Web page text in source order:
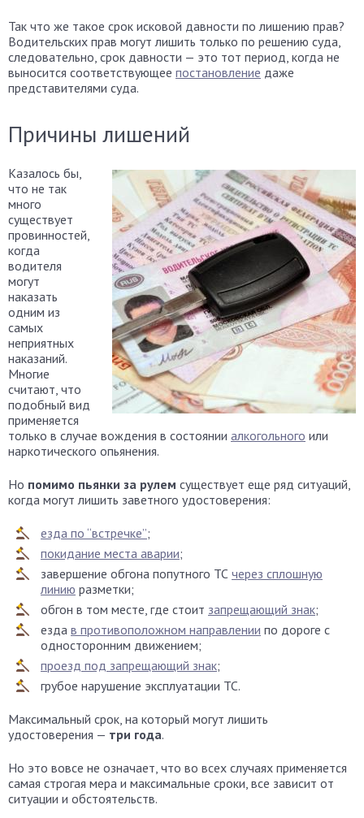
Так что же такое срок исковой давности по лишению прав?
Водительских прав могут лишить только по решению суда,
следовательно, срок давности — это тот период, когда не
выносится соответствующее постановление даже
представителями суда.
Причины лишений
Казалось бы,
что не так
много
существует
провинностей,
когда
водителя
могут
наказать
одним из
самых
неприятных
наказаний.
Многие
считают, что
подобный вид
применяется
только в случае вождения в состоянии алкогольного или
наркотического опьянения.
Но помимо пьянки за рулем существует еще ряд ситуаций,
когда могут лишить заветного удостоверения:
езда по “встречке”;
покидание места аварии;
завершение обгона попутного ТС через сплошную
линию разметки;
обгон в том месте, где стоит запрещающий знак;
езда в противоположном направлении по дороге с
односторонним движением;
проезд под запрещающий знак;
грубое нарушение эксплуатации ТС.
Максимальный срок, на который могут лишить
удостоверения — три года.
Но это вовсе не означает, что во всех случаях применяется
самая строгая мера и максимальные сроки, все зависит от
ситуации и обстоятельств.